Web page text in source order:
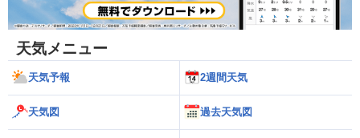
天気メニュー
天気予報 2週間天気
天気図 過去天気図